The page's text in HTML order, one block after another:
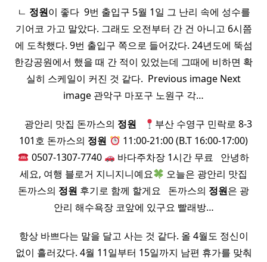
ㄴ 정원이 좋다 ​ 9번 출입구 5월 1일 그 난리 속에 성수를
기어코 가고 말았다. 그래도 오전부터 간 건 아니고 6시쯤
에 도착했다. 9번 출입구 쪽으로 들어갔다. 24년도에 뚝섬
한강공원에서 했을 때 간 적이 있었는데 그때에 비하면 확
실히 스케일이 커진 것 같다. ​ Previous image Next
image 관악구 마포구 노원구 각…
​ ​ ​ ​ 광안리 맛집 돈까스의 정원
부산 수영구 민락로 8-3
101호 돈까스의 정원
11:00-21:00 (B.T 16:00-17:00)
0507-1307-7740
바다주차장 1시간 무료 ​ ​ 안녕하
세요, 여행 블로거 지니지니예요
오늘은 광안리 맛집
돈까스의 정원 후기로 함께 할게요 ​ ​ 돈까스의 정원은 광
안리 해수욕장 코앞에 있구요 빨래방…
항상 바쁘다는 말을 달고 사는 것 같다. 올 4월도 정신이
없이 흘러갔다. 4월 11일부터 15일까지 남편 휴가를 맞춰